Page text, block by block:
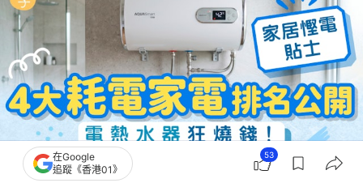
撰文：風傳媒
在Google
追蹤《香港01》
53